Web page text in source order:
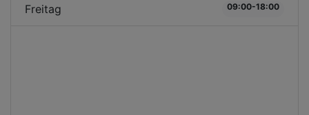
Freitag 09:00-18:00